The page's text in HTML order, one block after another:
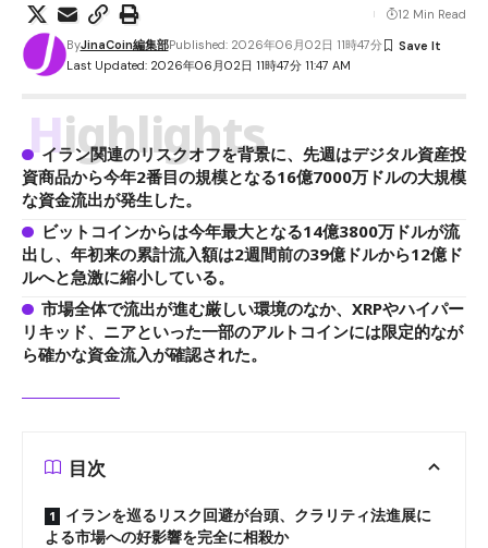
Last Updated: 2026年06月02日 11時47分 11:47 AM
ByJinaCoin編集部Published: 2026年06月02日 11時47分
12 Min Read
Highlights
イラン関連のリスクオフを背景に、先週はデジタル資産投
資商品から今年2番目の規模となる16億7000万ドルの大規模
な資金流出が発生した。
ビットコインからは今年最大となる14億3800万ドルが流
出し、年初来の累計流入額は2週間前の39億ドルから12億ド
ルへと急激に縮小している。
市場全体で流出が進む厳しい環境のなか、XRPやハイパー
リキッド、ニアといった一部のアルトコインには限定的なが
ら確かな資金流入が確認された。
目次
イランを巡るリスク回避が台頭、クラリティ法進展に
よる市場への好影響を完全に相殺か